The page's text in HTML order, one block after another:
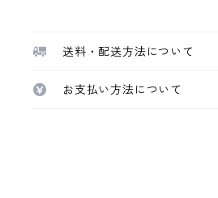
送料・配送方法について
お支払い方法について